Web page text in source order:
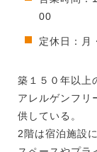
00
定休日：月
築１５０年以上
アレルゲンフリ
供している。
2階は宿泊施設